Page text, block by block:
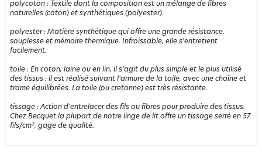
polycoton : Textile dont la composition est un mélange de fibres
naturelles (coton) et synthétiques (polyester).
polyester: Matière synthétique qui offre une grande résistance,
souplesse et mémoire thermique. Infroissable, elle s'entretient
facilement.
toile : En coton, laine ou en lin, il s'agit du plus simple et le plus utilisé
des tissus : il est réalisé suivant l’armure de la toile, avec une chaîne et
trame équilibrées. La toile (ou cretonne) est très résistante.
tissage :Action d'entrelacer des fils ou fibres pour produire des tissus.
Chez Becquet la plupart de notre linge de lit offre un tissage serré en 57
fils/cm², gage de qualité.